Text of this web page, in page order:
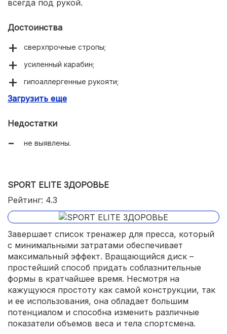
всегда под рукой.
Достоинства
сверхпрочные стропы;
усиленный карабин;
гипоаллергенные рукояти;
дополнительный удлинитель.
Загрузить еще
Недостатки
не выявлены.
SPORT ELITE ЗДОРОВЬЕ
Рейтинг: 4.3
Завершает список тренажер для пресса, который
с минимальными затратами обеспечивает
максимальный эффект. Вращающийся диск –
простейший способ придать соблазнительные
формы в кратчайшее время. Несмотря на
кажущуюся простоту как самой конструкции, так
и ее использования, она обладает большим
потенциалом и способна изменить различные
показатели объемов веса и тела спортсмена.